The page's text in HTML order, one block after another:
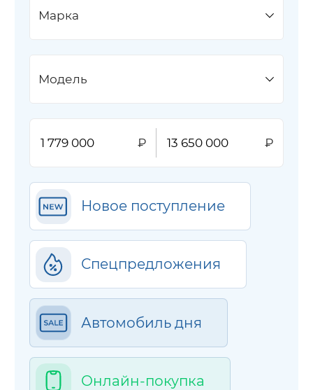
Марка
Модель
Новое поступление
Спецпредложения
Автомобиль дня
Онлайн-покупка